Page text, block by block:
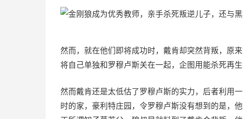
然而，就在他们即将成功时，戴肯却突然背叛，原
将自己单独和罗穆卢斯关在一起，企图用能杀死再
然而戴肯还是太低估了罗穆卢斯的实力，后者利用
时的家，豪利特庄园，令罗穆卢斯没有想到的是，